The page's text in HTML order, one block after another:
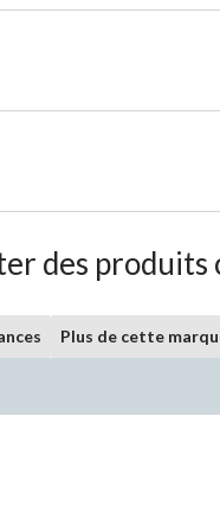
des produits
Plus de cette